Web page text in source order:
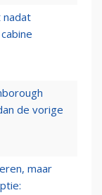
nadat
de vorige
maar